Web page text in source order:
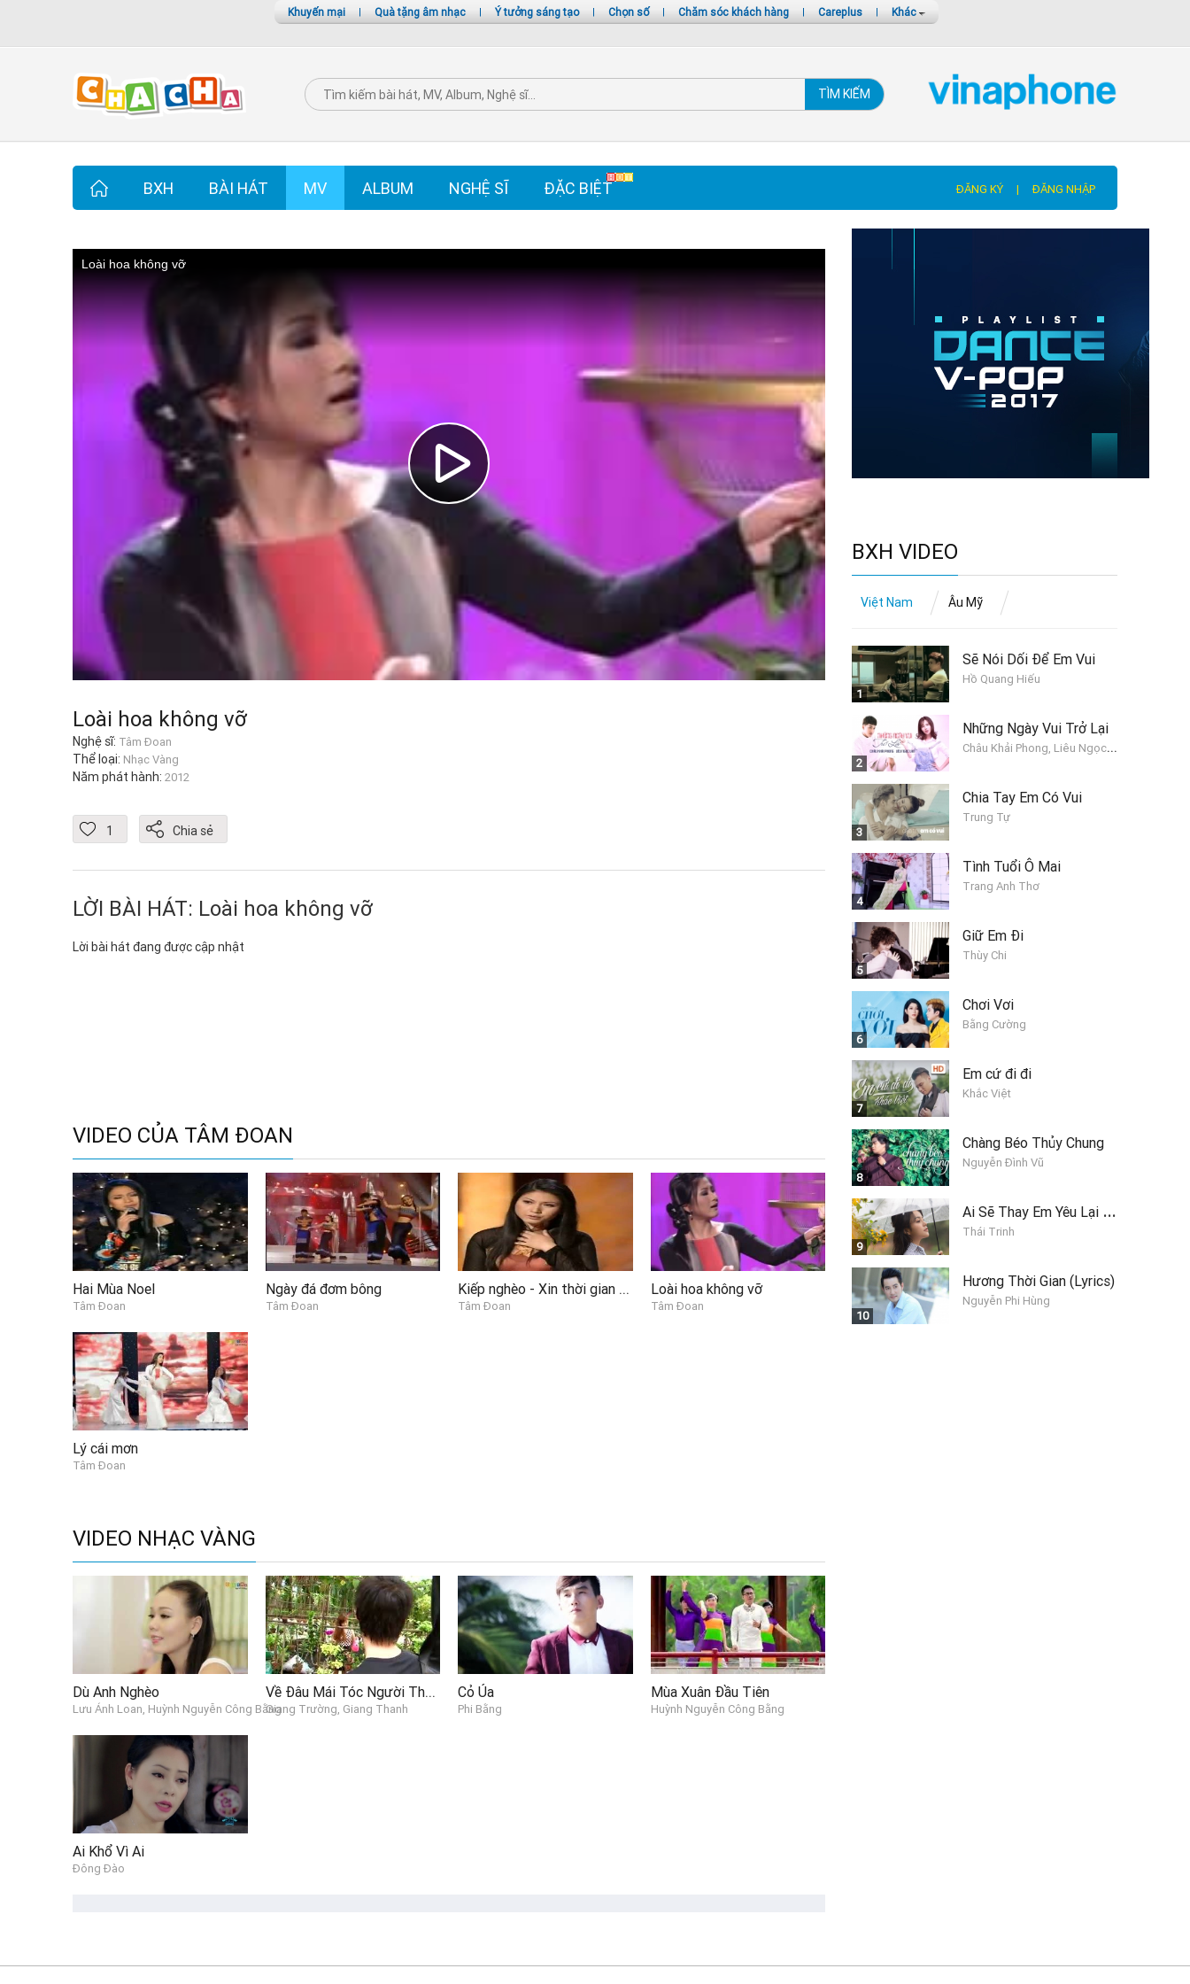
Khuyến mại | Quà tặng âm nhạc | Ý tưởng sáng tạo | Chọn số | Chăm sóc khách hàng | Careplus | Khác
TÌM KIẾM
BXH BÀI HÁT MV ALBUM NGHỆ SĨ ĐẶC BIỆT ĐĂNG KÝ | ĐĂNG NHẬP
Loài hoa không vỡ
Loài hoa không vỡ
Nghệ sĩ: Tâm Đoan
Thể loại: Nhạc Vàng
Năm phát hành: 2012
1 Chia sẻ
LỜI BÀI HÁT: Loài hoa không vỡ
Lời bài hát đang được cập nhật
VIDEO CỦA TÂM ĐOAN
Hai Mùa Noel
Tâm Đoan
Ngày đá đơm bông
Tâm Đoan
Kiếp nghèo - Xin thời gian qua mau
Tâm Đoan
Loài hoa không vỡ
Tâm Đoan
Lý cái mơn
Tâm Đoan
VIDEO NHẠC VÀNG
Dù Anh Nghèo
Lưu Ánh Loan, Huỳnh Nguyễn Công Bằng
Về Đâu Mái Tóc Người Thương
Giang Trường, Giang Thanh
Cỏ Úa
Phi Bằng
Mùa Xuân Đầu Tiên
Huỳnh Nguyễn Công Bằng
Ai Khổ Vì Ai
Đông Đào
BXH VIDEO
Việt Nam Âu Mỹ
1
Sẽ Nói Dối Để Em Vui
Hồ Quang Hiếu
2
Những Ngày Vui Trở Lại
C
hâu Khải Phong, Liêu Ngọc Lan
3
Chia Tay Em Có Vui
Trung Tự
4
Tình Tuổi Ô Mai
Trang Anh Thơ
5
Giữ Em Đi
Thùy Chi
6
Chơi Vơi
Bằng Cường
7
Em cứ đi đi
Khắc Việt
8
Chàng Béo Thủy Chung
Nguyễn Đình Vũ
9
A
i Sẽ Thay Em Yêu Lại Anh
Thái Trinh
10
Hương Thời Gian (Lyrics)
Nguyễn Phi Hùng